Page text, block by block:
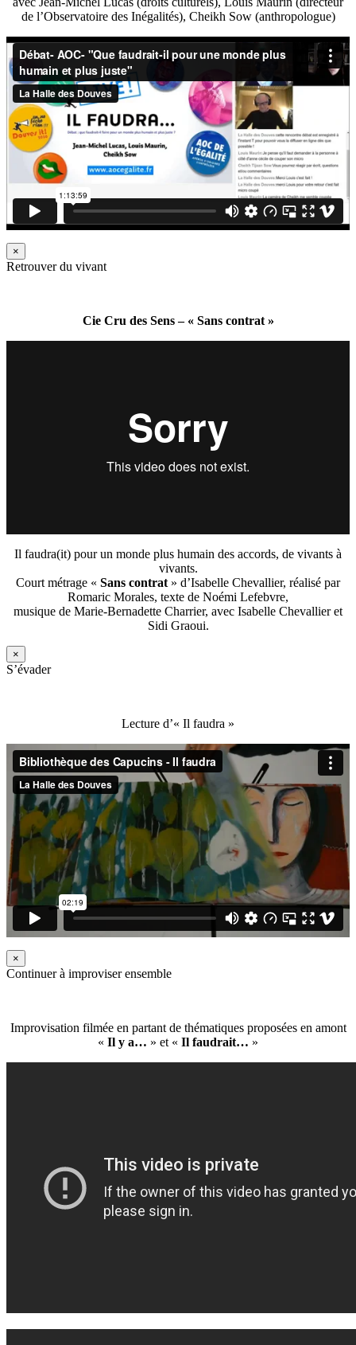
de l’Observatoire des Inégalités), Cheikh Sow (anthropologue)
×
Retrouver du vivant
Cie Cru des Sens – « Sans contrat »
Il faudra(it) pour un monde plus humain des accords, de vivants à
vivants.
Court métrage « Sans contrat » d’Isabelle Chevallier, réalisé par
Romaric Morales, texte de Noémi Lefebvre,
musique de Marie-Bernadette Charrier, avec Isabelle Chevallier et
Sidi Graoui.
×
S’évader
Lecture d’« Il faudra »
×
Continuer à improviser ensemble
Improvisation filmée en partant de thématiques proposées en amont
« Il y a… » et « Il faudrait… »